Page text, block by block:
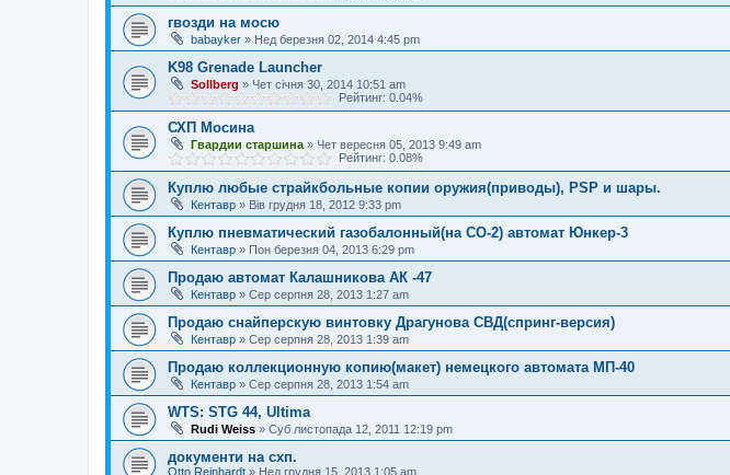
гвозди на мосю
babayker » Нед березня 02, 2014 4:45 pm
K98 Grenade Launcher
Sollberg » Чет січня 30, 2014 10:51 am
Рейтинг: 0.04%
СХП Мосина
Гвардии старшина » Чет вересня 05, 2013 9:49 am
Рейтинг: 0.08%
Куплю любые страйкбольные копии оружия(приводы), PSP и шары.
Кентавр » Вів грудня 18, 2012 9:33 pm
Куплю пневматический газобалонный(на СО-2) автомат Юнкер-3
Кентавр » Пон березня 04, 2013 6:29 pm
Продаю автомат Калашникова АК -47
Кентавр » Сер серпня 28, 2013 1:27 am
Продаю снайперскую винтовку Драгунова СВД(спринг-версия)
Кентавр » Сер серпня 28, 2013 1:39 am
Продаю коллекционную копию(макет) немецкого автомата МП-40
Кентавр » Сер серпня 28, 2013 1:54 am
WTS: STG 44, Ultima
Rudi Weiss » Суб листопада 12, 2011 12:19 pm
документи на схп.
Otto Reinhardt » Нед грудня 15, 2013 1:05 am